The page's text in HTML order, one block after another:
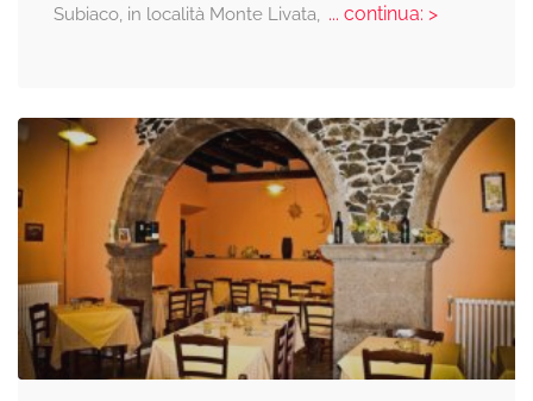
Subiaco, in località Monte Livata, ... continua: >